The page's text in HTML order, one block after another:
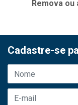
Remova
Cadastre-se